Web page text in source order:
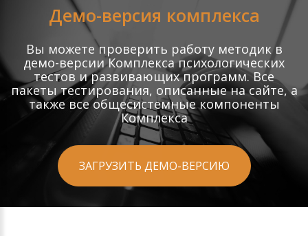
Демо-версия комплекса
Вы можете проверить работу методик в
демо-версии Комплекса психологических
тестов и развивающих программ. Все
пакеты тестирования, описанные на сайте, а
также все общесистемные компоненты
Комплекса
ЗАГРУЗИТЬ ДЕМО-ВЕРСИЮ